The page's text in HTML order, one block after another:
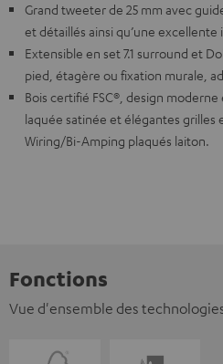
Grand tweeter de 25 mm avec
et détaillés ainsi qu’une
Extensible en set 7.1 surround et
pied, étagère ou fixation murale,
Bois certifié FSC®, design
laquée satinée et élégantes grilles
Wiring/Bi-Amping plaqués laiton.
Fonctions
Vue d'ensemble des